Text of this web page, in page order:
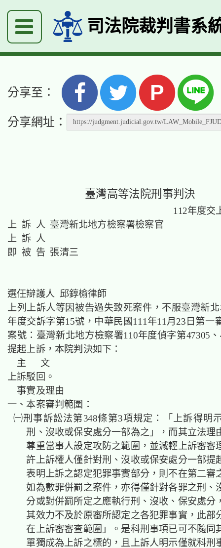
司法院裁判書系
分享至： P
分享網址：
臺灣高等法院刑事判決
112年度交
上 訴 人 臺灣新北地方檢察署檢察官
上 訴 人
即 被 告 張清三
選任辯護人 邱錞榆律師
上列上訴人等因被告過失致死案件，不服臺灣新
年度交訴字第15號，中華民國111年11月23日第一
案號：臺灣新北地方檢察署110年度偵字第47305
提起上訴，本院判決如下：
主 文
上訴駁回。
事實及理由
一、本案審判範圍：
㈠刑事訴訟法第348條第3項規定：「上訴得明
刑、沒收或保安處分一部為之」，而其立法理
尊重當事人設定攻防之範圍，並減輕上訴審審
許上訴權人僅針對刑、沒收或保安處分一部提
表明上訴之認定犯罪事實部分，則不在第二審
如為數罪併罰之案件，亦得僅針對各罪之刑、
分或對併罰所定之應執行刑、沒收、保安處分
其效力不及於原審所認定之各犯罪事實，此部
在上訴審審查範圍」。是科刑事項已可不隨同
單獨成為上訴之標的，且上訴人明示僅就科刑